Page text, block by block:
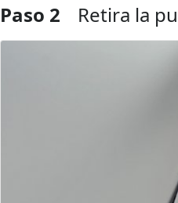
Agregar Comentario
Paso 2 Retira la